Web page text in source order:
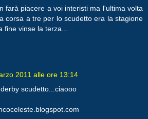
farà piacere a voi interisti ma l'ultima volta
corsa a tre per lo scudetto era la stagione
fine vinse la terza...
2011 alle ore 13:14
scudetto...ciaooo